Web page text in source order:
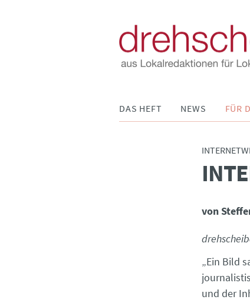
DAS HEFT NEWS FÜR
von
„Ein Bild
und der